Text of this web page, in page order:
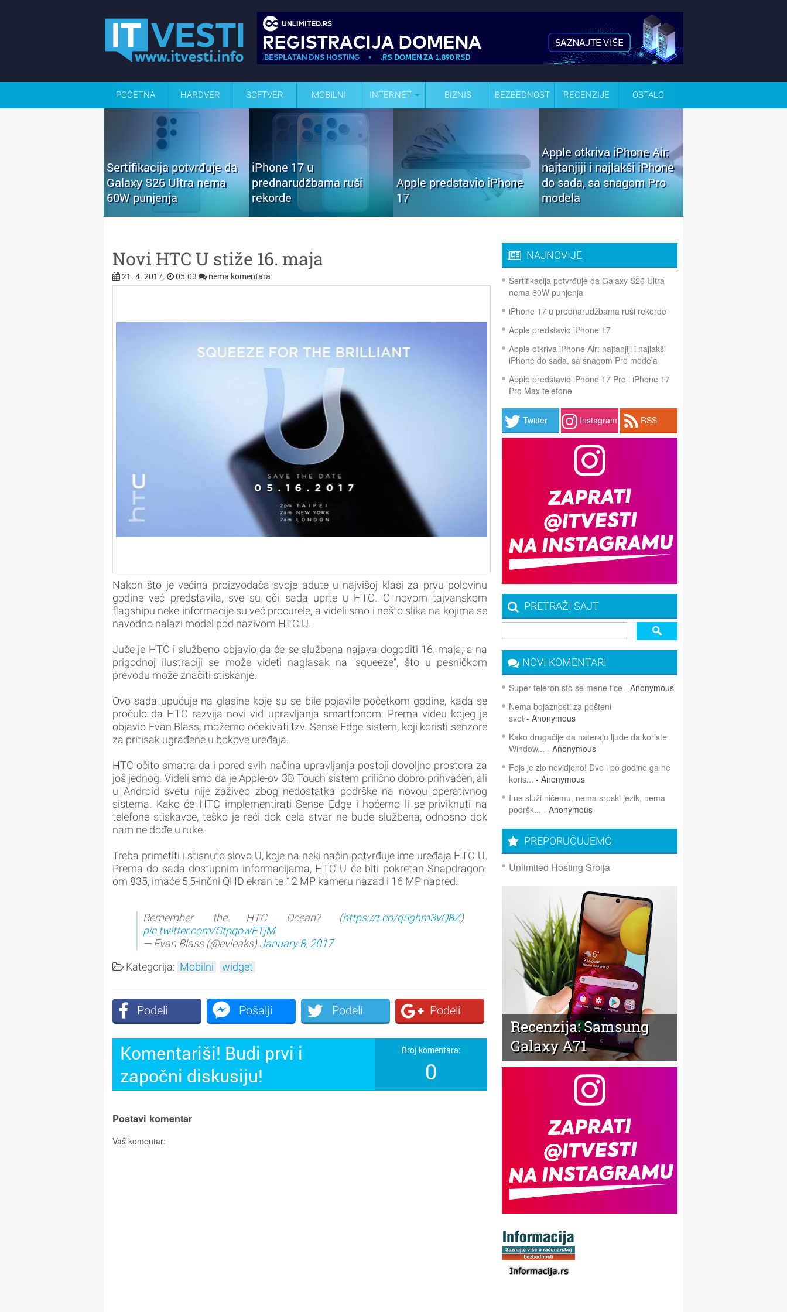
POČETNA HARDVER SOFTVER MOBILNI INTERNET BIZNIS BEZBEDNOST RECENZIJE OSTALO
Sertifikacija potvrđuje da
Galaxy S26 Ultra nema
60W punjenja
iPhone 17 u
prednarudžbama ruši
rekorde
Apple predstavio iPhone
17
Apple otkriva iPhone Air:
najtanjiji i najlakši iPhone
do sada, sa snagom Pro
modela
Novi HTC U stiže 16. maja
21. 4. 2017. 05:03 nema komentara
Nakon što je većina proizvođača svoje adute u najvišoj klasi za prvu polovinu
godine već predstavila, sve su oči sada uprte u HTC. O novom tajvanskom
flagshipu neke informacije su već procurele, a videli smo i nešto slika na kojima se
navodno nalazi model pod nazivom HTC U.
Juče je HTC i službeno objavio da će se službena najava dogoditi 16. maja, a na
prigodnoj ilustraciji se može videti naglasak na "squeeze", što u pesničkom
prevodu može značiti stiskanje.
Ovo sada upućuje na glasine koje su se bile pojavile početkom godine, kada se
pročulo da HTC razvija novi vid upravljanja smartfonom. Prema videu kojeg je
objavio Evan Blass, možemo očekivati tzv. Sense Edge sistem, koji koristi senzore
za pritisak ugrađene u bokove uređaja.
HTC očito smatra da i pored svih načina upravljanja postoji dovoljno prostora za
još jednog. Videli smo da je Apple-ov 3D Touch sistem prilično dobro prihvaćen, ali
u Android svetu nije zaživeo zbog nedostatka podrške na novou operativnog
sistema. Kako će HTC implementirati Sense Edge i hoćemo li se priviknuti na
telefone stiskavce, teško je reći dok cela stvar ne bude službena, odnosno dok
nam ne dođe u ruke.
Treba primetiti i stisnuto slovo U, koje na neki način potvrđuje ime uređaja HTC U.
Prema do sada dostupnim informacijama, HTC U će biti pokretan Snapdragon-
om 835, imaće 5,5-inčni QHD ekran te 12 MP kameru nazad i 16 MP napred.
Remember the HTC Ocean? (https://t.co/q5ghm3vQ8Z)
pic.twitter.com/GtpqowETjM
— Evan Blass (@evleaks)January 8, 2017
Kategorija: Mobilni widget
Podeli Pošalji Podeli Podeli
Komentariši! Budi prvi i
započni diskusiju!
Broj komentara:
0
Postavi komentar
Vaš komentar:
NAJNOVIJE
Sertifikacija potvrđuje da Galaxy S26 Ultra
nema 60W punjenja
iPhone 17 u prednarudžbama ruši rekorde
Apple predstavio iPhone 17
Apple otkriva iPhone Air: najtanjiji i najlakši
iPhone do sada, sa snagom Pro modela
Apple predstavio iPhone 17 Pro i iPhone 17
Pro Max telefone
Twitter Instagram RSS
PRETRAŽI SAJT
NOVI KOMENTARI
Super teleron sto se mene tice - Anonymous
Nema bojaznosti za pošteni
svet - Anonymous
Kako drugačije da nateraju ljude da koriste
Window... - Anonymous
Fejs je zlo nevidjeno! Dve i po godine ga ne
koris... - Anonymous
I ne služi ničemu, nema srpski jezik, nema
podršk... - Anonymous
PREPORUČUJEMO
Unlimited Hosting Srbija
Recenzija: Samsung
Galaxy A71